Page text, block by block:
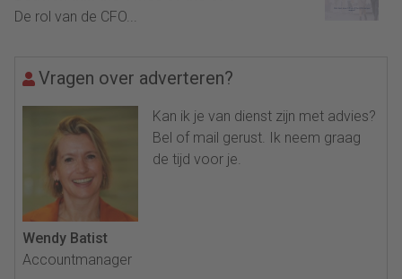
De rol van de CFO...
Vragen over adverteren?
Kan ik je van dienst zijn met advies?
Bel of mail gerust. Ik neem graag
de tijd voor je.
Wendy Batist
Accountmanager